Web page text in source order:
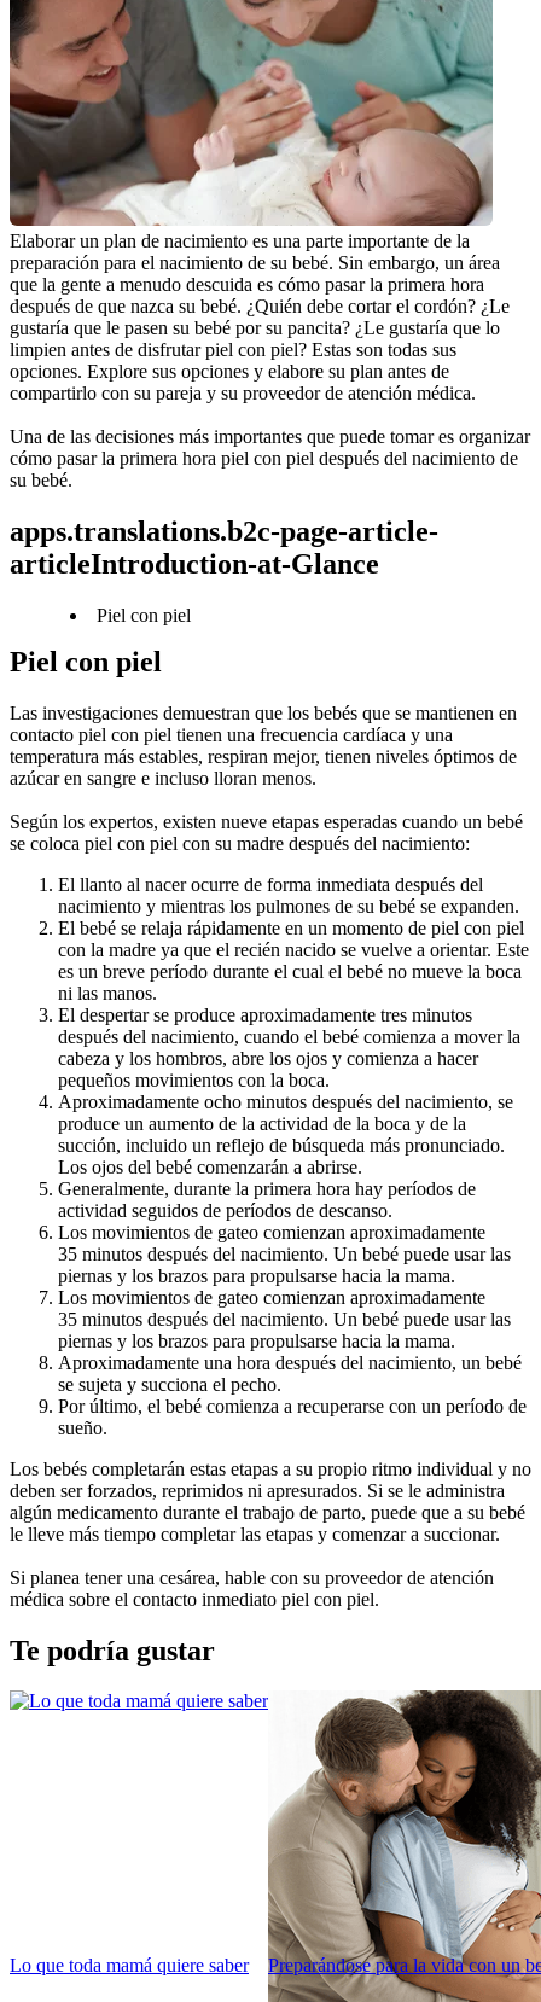
Elaborar un plan de nacimiento es una parte importante de la
preparación para el nacimiento de su bebé. Sin embargo, un área
que la gente a menudo descuida es cómo pasar la primera hora
después de que nazca su bebé. ¿Quién debe cortar el cordón? ¿Le
gustaría que le pasen su bebé por su pancita? ¿Le gustaría que lo
limpien antes de disfrutar piel con piel? Estas son todas sus
opciones. Explore sus opciones y elabore su plan antes de
compartirlo con su pareja y su proveedor de atención médica.
Una de las decisiones más importantes que puede tomar es organizar
cómo pasar la primera hora piel con piel después del nacimiento de
su bebé.
apps.translations.b2c-page-article-
articleIntroduction-at-Glance
Piel con piel
Piel con piel
Las investigaciones demuestran que los bebés que se mantienen en
contacto piel con piel tienen una frecuencia cardíaca y una
temperatura más estables, respiran mejor, tienen niveles óptimos de
azúcar en sangre e incluso lloran menos.
Según los expertos, existen nueve etapas esperadas cuando un bebé
se coloca piel con piel con su madre después del nacimiento:
El llanto al nacer ocurre de forma inmediata después del
nacimiento y mientras los pulmones de su bebé se expanden.
El bebé se relaja rápidamente en un momento de piel con piel
con la madre ya que el recién nacido se vuelve a orientar. Este
es un breve período durante el cual el bebé no mueve la boca
ni las manos.
El despertar se produce aproximadamente tres minutos
después del nacimiento, cuando el bebé comienza a mover la
cabeza y los hombros, abre los ojos y comienza a hacer
pequeños movimientos con la boca.
Aproximadamente ocho minutos después del nacimiento, se
produce un aumento de la actividad de la boca y de la
succión, incluido un reflejo de búsqueda más pronunciado.
Los ojos del bebé comenzarán a abrirse.
Generalmente, durante la primera hora hay períodos de
actividad seguidos de períodos de descanso.
Los movimientos de gateo comienzan aproximadamente
35 minutos después del nacimiento. Un bebé puede usar las
piernas y los brazos para propulsarse hacia la mama.
Los movimientos de gateo comienzan aproximadamente
35 minutos después del nacimiento. Un bebé puede usar las
piernas y los brazos para propulsarse hacia la mama.
Aproximadamente una hora después del nacimiento, un bebé
se sujeta y succiona el pecho.
Por último, el bebé comienza a recuperarse con un período de
sueño.
Los bebés completarán estas etapas a su propio ritmo individual y no
deben ser forzados, reprimidos ni apresurados. Si se le administra
algún medicamento durante el trabajo de parto, puede que a su bebé
le lleve más tiempo completar las etapas y comenzar a succionar.
Si planea tener una cesárea, hable con su proveedor de atención
médica sobre el contacto inmediato piel con piel.
Te podría gustar
Lo que toda mamá quiere saber Preparándose para la vida con un